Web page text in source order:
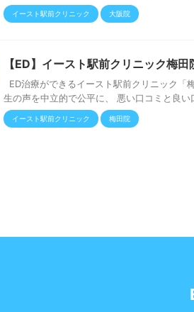
イースト駅前クリニック 大阪院
【ED】イースト駅前クリニック梅
ED治療ができるイースト駅前クリニック「
生の声を中立的で公平に、 悪い口コミと良
イースト駅前クリニック 梅田院